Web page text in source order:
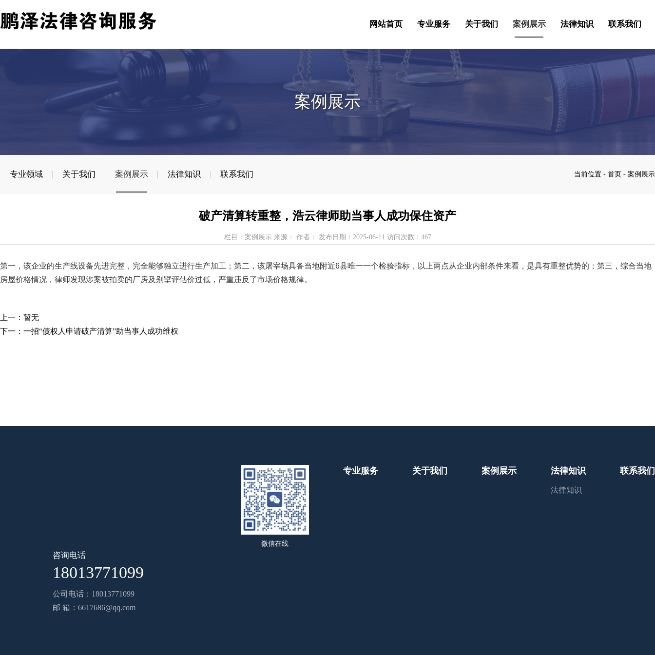
网站首页 专业服务 关于我们 案例展示 法律知识 联系我们
案例展示
专业领域 关于我们 案例展示 法律知识 联系我们 当前位置 - 首页 - 案例展示
破产清算转重整，浩云律师助当事人成功保住资产
栏目：案例展示 来源： 作者： 发布日期：2025-06-11 访问次数：467
第一，该企业的生产线设备先进完整，完全能够独立进行生产加工；第二，该屠宰场具备当地附近6县唯一一个检验指标，以上两点从企业内部条件来看，是具有重整优势的；第三，综合当地
房屋价格情况，律师发现涉案被拍卖的厂房及别墅评估价过低，严重违反了市场价格规律。
上一：暂无
下一： 一招“债权人申请破产清算”助当事人成功维权
专业服务 关于我们 案例展示 法律知识
法律知识
联系我们
微信在线
咨询电话
18013771099
公司电话：18013771099
邮 箱：6617686@qq.com